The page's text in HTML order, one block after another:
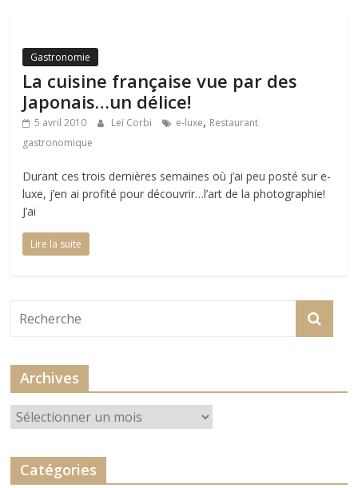
Gastronomie
La cuisine française vue par des
Japonais…un délice!
5 avril 2010 Leï Corbi e-luxe, Restaurant
gastronomique
Durant ces trois dernières semaines où j’ai peu posté sur e-
luxe, j’en ai profité pour découvrir…l’art de la photographie!
J’ai
Lire la suite
Archives
Archives
Catégories